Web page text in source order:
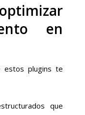
en
estos plugins te
que